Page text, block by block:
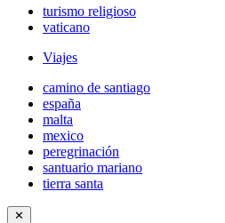
turismo religioso
vaticano
Viajes
camino de santiago
españa
malta
mexico
peregrinación
santuario mariano
tierra santa
✕